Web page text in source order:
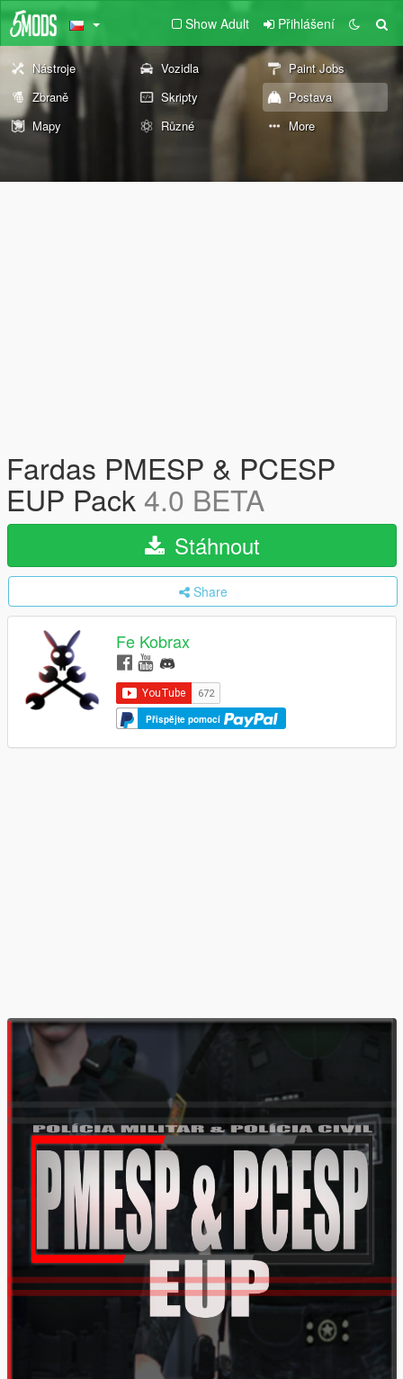
Show Adult Přihlášení
Nástroje Vozidla
Paint Jobs
Zbraně
Skripty
Postava
Mapy
Různé More
Fardas PMESP & PCESP
EUP Pack 4.0 BETA
Stáhnout
Share
Fe Kobrax
Přispějte pomocí